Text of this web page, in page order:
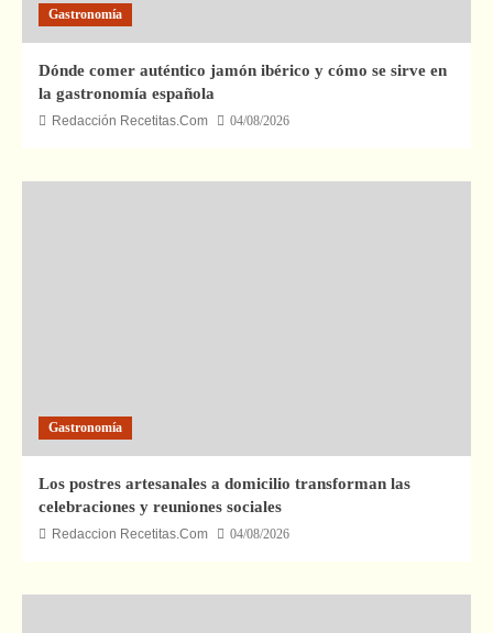
Gastronomía
Dónde comer auténtico jamón ibérico y cómo se sirve en
la gastronomía española
Redacción Recetitas.Com 04/08/2026
Gastronomía
Los postres artesanales a domicilio transforman las
celebraciones y reuniones sociales
Redaccion Recetitas.Com 04/08/2026